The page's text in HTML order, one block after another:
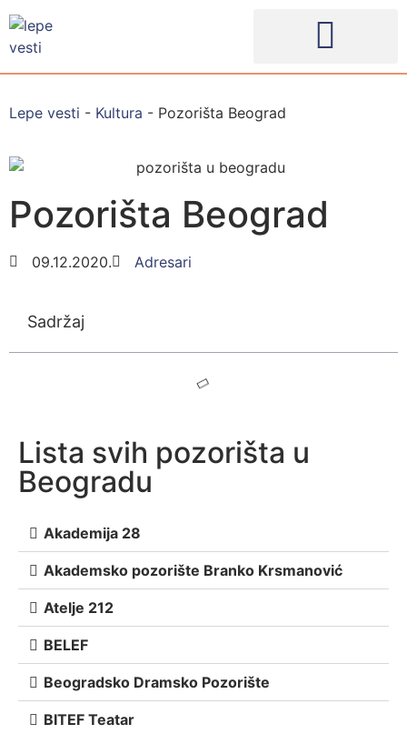
Lepe vesti - Kultura - Pozorišta Beograd
Pozorišta Beograd
09.12.2020. Adresari
Sadržaj
Lista svih pozorišta u
Beogradu
Akademija 28
Akademsko pozorište Branko Krsmanović
Atelje 212
BELEF
Beogradsko Dramsko Pozorište
BITEF Teatar